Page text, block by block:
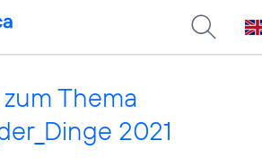
Thema
2021